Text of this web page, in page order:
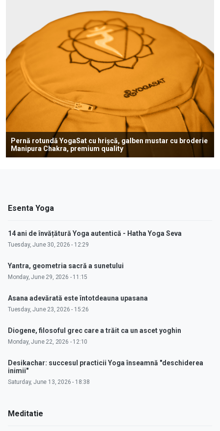
Pernă rotundă YogaSat cu hrișcă, galben mustar cu broderie
Manipura Chakra, premium quality
Esenta Yoga
14 ani de învățătură Yoga autentică - Hatha Yoga Seva
Tuesday, June 30, 2026 - 12:29
Yantra, geometria sacră a sunetului
Monday, June 29, 2026 - 11:15
Asana adevărată este întotdeauna upasana
Tuesday, June 23, 2026 - 15:26
Diogene, filosoful grec care a trăit ca un ascet yoghin
Monday, June 22, 2026 - 12:10
Desikachar: succesul practicii Yoga înseamnă "deschiderea
inimii"
Saturday, June 13, 2026 - 18:38
Meditatie